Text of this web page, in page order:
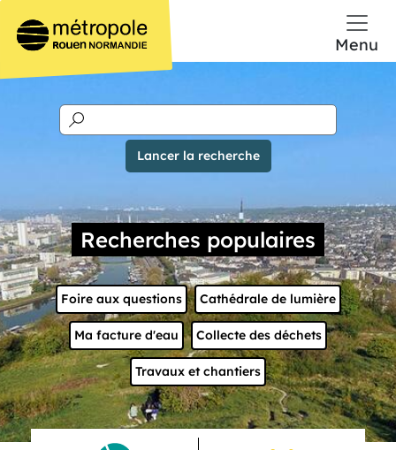
Menu
Recherches populaires
Liens
Foire aux questions
Cathédrale de lumière
Ma facture d'eau Collecte des déchets
Travaux et chantiers
Mes services